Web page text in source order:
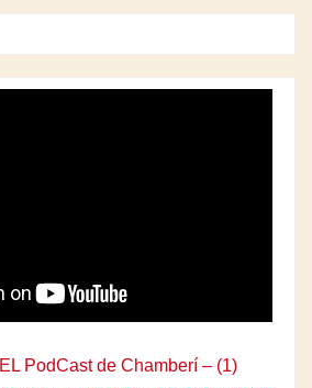
EL PodCast de Chamberí – (1)